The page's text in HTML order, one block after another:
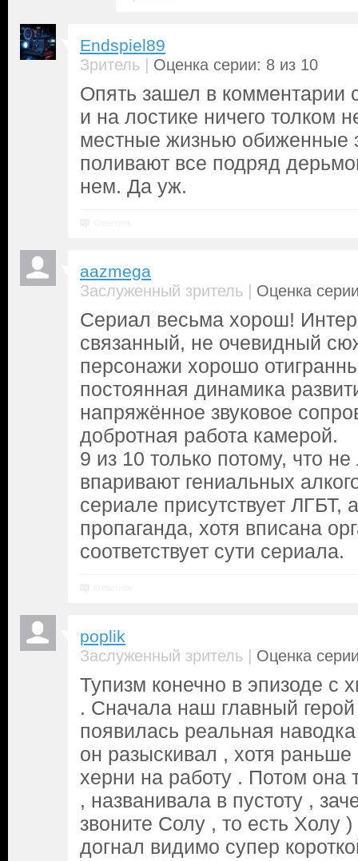
Endspiel89
Зритель | Оценка серии: 8 из 10
Опять зашел в комментарии
и на лостике ничего толком
местные жизнью обиженные
поливают все подряд
нем. Да уж.
aazmega
Заслуженный зритель | Оценка
Сериал весьма хорош!
связанный, не очевидный
персонажи хорошо
постоянная динамика
напряжённое звуковое
добротная работа камерой.
9 из 10 только потому, что
впаривают гениальных
сериале присутствует ЛГБТ,
пропаганда, хотя вписана
соответствует сути сериала.
poplik
Заслуженный зритель | Оценка
Тупизм конечно в эпизоде с
. Сначала наш главный герой
появилась реальная наводка
он разыскивал , хотя
херни на работу . Потом она
, названивала в пустоту ,
звоните Солу , то есть Холу
догнал видимо супер